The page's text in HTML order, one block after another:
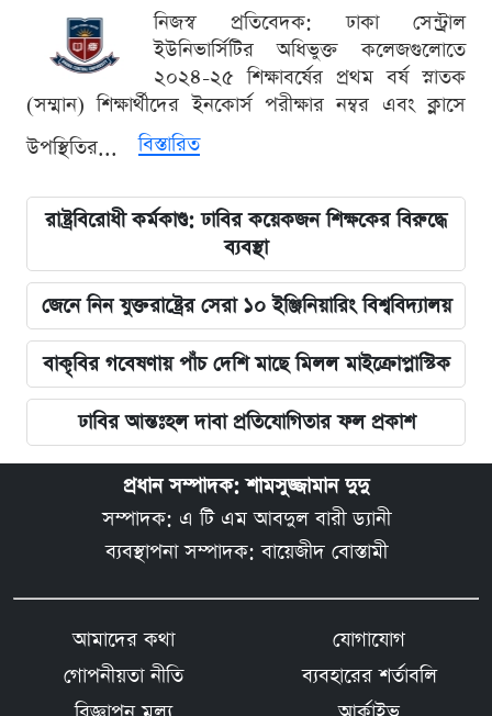
নিজস্ব প্রতিবেদক: ঢাকা সেন্ট্রাল
ইউনিভার্সিটির অধিভুক্ত কলেজগুলোতে
২০২৪-২৫ শিক্ষাবর্ষের প্রথম বর্ষ স্নাতক
(সম্মান) শিক্ষার্থীদের ইনকোর্স পরীক্ষার নম্বর এবং ক্লাসে
উপস্থিতির...
বিস্তারিত
রাষ্ট্রবিরোধী কর্মকাণ্ড: ঢাবির কয়েকজন শিক্ষকের বিরুদ্ধে
ব্যবস্থা
জেনে নিন যুক্তরাষ্ট্রের সেরা ১০ ইঞ্জিনিয়ারিং বিশ্ববিদ্যালয়
বাকৃবির গবেষণায় পাঁচ দেশি মাছে মিলল মাইক্রোপ্লাস্টিক
ঢাবির আন্তঃহল দাবা প্রতিযোগিতার ফল প্রকাশ
প্রধান সম্পাদক: শামসুজ্জামান দুদু
সম্পাদক: এ টি এম আবদুল বারী ড্যানী
ব্যবস্থাপনা সম্পাদক: বায়েজীদ বোস্তামী
আমাদের কথা
যোগাযোগ
গোপনীয়তা নীতি
ব্যবহারের শর্তাবলি